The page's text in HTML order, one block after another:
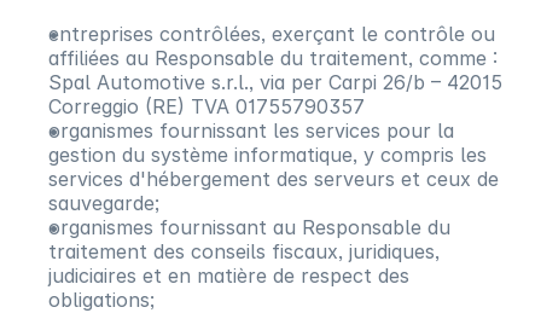
entreprises contrôlées, exerçant le contrôle ou
affiliées au Responsable du traitement, comme :
Spal Automotive s.r.l., via per Carpi 26/b – 42015
Correggio (RE) TVA 01755790357
organismes fournissant les services pour la
gestion du système informatique, y compris les
services d'hébergement des serveurs et ceux de
sauvegarde;
organismes fournissant au Responsable du
traitement des conseils fiscaux, juridiques,
judiciaires et en matière de respect des
obligations;